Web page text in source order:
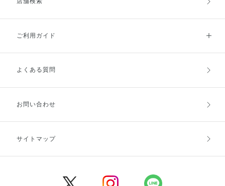
ご利用ガイド
ご利用ガイドトップ
お支払方法
キャンセル・返品・交換
よくある質問
お問い合わせ
サイトマップ